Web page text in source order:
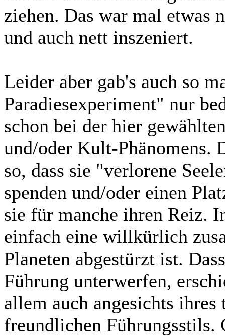
ziehen. Das war mal etwas
und auch nett inszeniert.
Leider aber gab's auch so
Paradiesexperiment" nur
schon bei der hier
und/oder Kult-Phänomens.
so, dass sie "verlorene
spenden und/oder einen
sie für manche ihren Reiz.
einfach eine willkürlich
Planeten abgestürzt ist.
Führung unterwerfen,
allem auch angesichts
freundlichen Führungsstils.